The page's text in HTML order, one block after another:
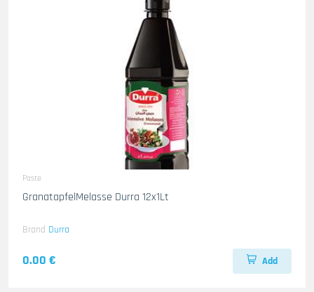
Paste
GranatapfelMelasse Durra 12x1Lt
Brand Durra
0.00 € Add